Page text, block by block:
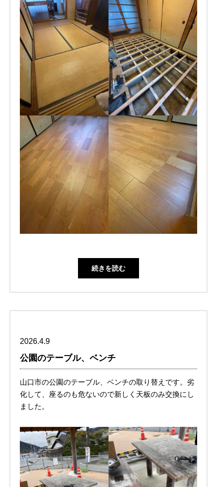
続きを読む
2026.4.9
公園のテーブル、ベンチ
山口市の公園のテーブル、ベンチの取り替えです。劣
化して、座るのも危ないので新しく天板のみ交換にし
ました。